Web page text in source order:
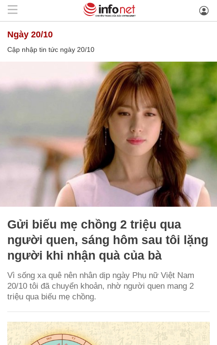
ngày 20/10
Cập nhập tin tức ngày 20/10
Gửi biếu mẹ chồng 2 triệu qua
người quen, sáng hôm sau tôi lặng
người khi nhận quà của bà
Vì sống xa quê nên nhân dịp ngày Phụ nữ Việt Nam
20/10 tôi đã chuyển khoản, nhờ người quen mang 2
triệu qua biếu mẹ chồng.